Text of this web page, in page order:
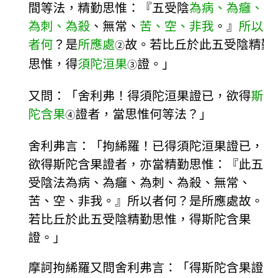
間等法，精勤思惟：『五受陰為病、為癰、
為刺、為殺 、無常、 苦、空、非我 。』 所以
者何 ？是所應處②故。若比丘於此五受陰精
思惟，得須陀洹果③證。」
又問：「舍利弗！得須陀洹果證已，欲得斯
陀含果④證者，當思惟何等法？」
舍利弗言：「拘絺羅！已得須陀洹果證已，
欲得斯陀含果證者，亦當精勤思惟：『此五
受陰法為病、為癰、為刺、為殺、無常、
苦、空、非我。』所以者何？是所應處故。
若比丘於此五受陰精勤思惟，得斯陀含果
證。」
摩訶拘絺羅又問舍利弗言：「得斯陀含果證